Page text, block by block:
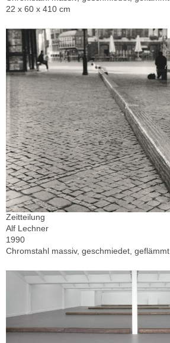
22 x 60 x 410 cm
Zeitteilung
Alf Lechner
1990
Chromstahl massiv, geschmiedet, geflämmt